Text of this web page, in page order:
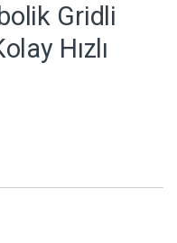
Gridli
Hızlı